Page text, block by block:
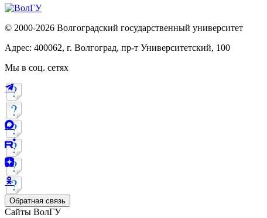
© 2000-2026 Волгоградский государственный университет
Адрес: 400062, г. Волгоград, пр-т Университетский, 100
Мы в соц. сетях
Обратная связь
Сайты ВолГУ